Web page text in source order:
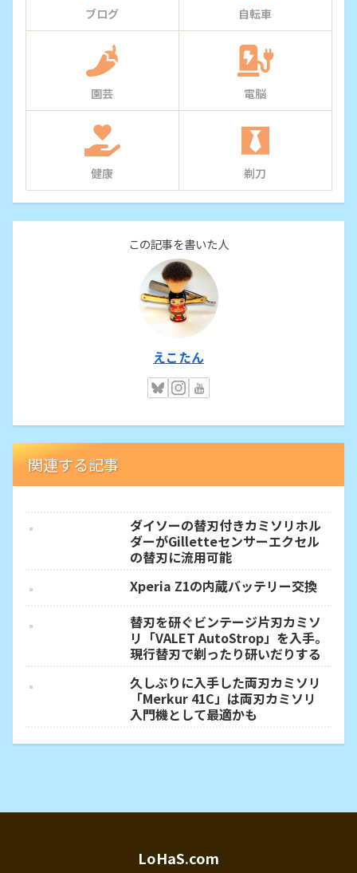
ブログ 自転車
園芸 電脳
健康 剃刀
この記事を書いた人
えこたん
関連する記事
ダイソーの替刃付きカミソリホル
ダーがGilletteセンサーエクセル
の替刃に流用可能
Xperia Z1の内蔵バッテリー交換
替刃を研ぐビンテージ片刃カミソ
リ「VALET AutoStrop」を入手。
現行替刃で剃ったり研いだりする
久しぶりに入手した両刃カミソリ
「Merkur 41C」は両刃カミソリ
入門機として最適かも
LoHaS.com